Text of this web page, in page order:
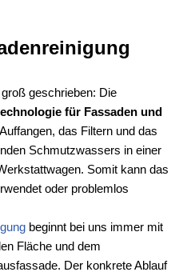
geschrieben: Die
für Fassaden und
das Filtern und das
Schmutzwassers in einer
Somit kann das
oder problemlos
beginnt bei uns immer mit
Fläche und dem
Der konkrete Ablauf